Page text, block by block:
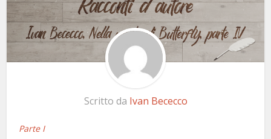
Scritto da Ivan Bececco
Parte I